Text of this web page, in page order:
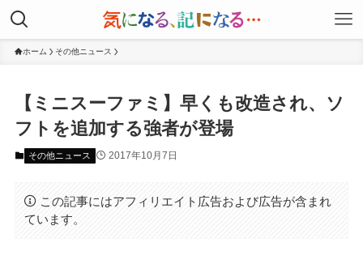
ホーム その他ニュース
【ミニスーファミ】早くも改造され、ソ
フトを追加する強者が登場
その他ニュース 2017年10月7日
この記事にはアフィリエイト広告および広告が含まれ
ています。